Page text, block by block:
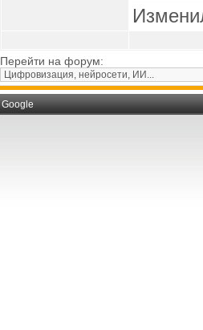
Перейти на форум:
Google